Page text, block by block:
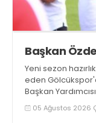
Başkan
Yeni sezon
eden
Başkan
moral ziyareti
05 Ağustos 2026